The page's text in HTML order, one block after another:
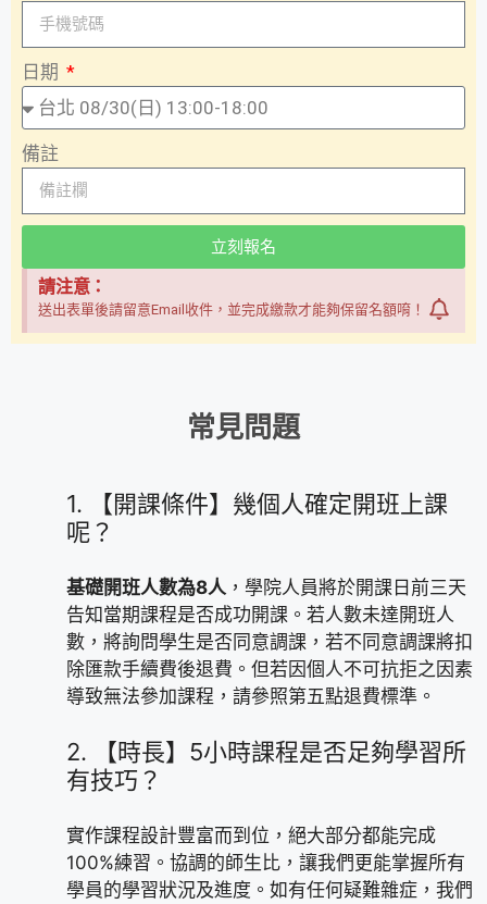
日期
備註
立刻報名
請注意：
送出表單後請留意Email收件，並完成繳款才能夠保留名額唷！
常見問題
1.
【開課條件】幾個人確定開班上課
呢？
基礎開班人數為8人 ，學院人員將於開課日前三天
告知當期課程是否成功開課。若人數未達開班人
數，將詢問學生是否同意調課，若不同意調課將扣
除匯款手續費後退費。但若因個人不可抗拒之因素
導致無法參加課程，請參照第五點退費標準。
2.
【時長】5小時課程是否足夠學習所
有技巧？
實作課程設計豐富而到位，絕大部分都能完成
100%練習。協調的師生比，讓我們更能掌握所有
學員的學習狀況及進度。如有任何疑難雜症，我們